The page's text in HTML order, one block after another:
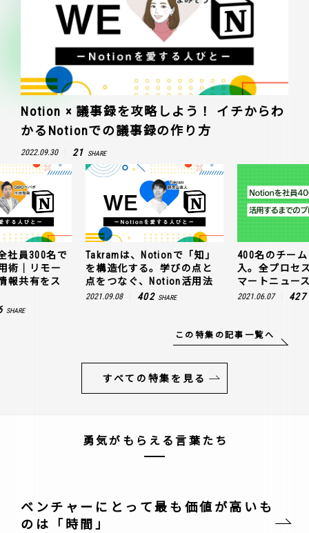
Notion × 議事録を攻略しよう！ イチからわ
かるNotionでの議事録の作り方
2022.09.30 21 SHARE
社員300名で
術｜リモー
報共有をス
SHARE
Takramは、Notionで「知」
を構造化する。学びの点と
点をつなぐ、Notion活用法
2021.09.08 402 SHARE
400名のチー
入。全プロセ
マートニュー
2021.06.07 427
この特集の記事一覧へ
すべての特集を見る
勇気がもらえる言葉たち
ベンチャーにとって最も価値が高いも
のは「時間」